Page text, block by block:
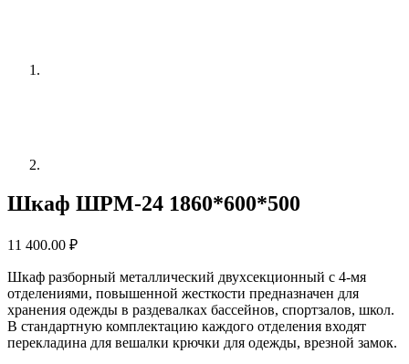
Шкаф ШРМ-24 1860*600*500
11 400.00 ₽
Шкаф разборный металлический двухсекционный с 4-мя
отделениями, повышенной жесткости предназначен для
хранения одежды в раздевалках бассейнов, спортзалов, школ.
В стандартную комплектацию каждого отделения входят
перекладина для вешалки крючки для одежды, врезной замок.